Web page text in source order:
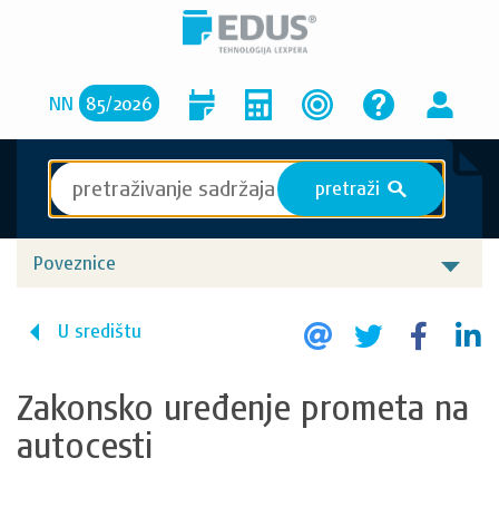
NN 85/2026
pretraži S
Poveznice
U središtu
Zakonsko uređenje prometa na
autocesti